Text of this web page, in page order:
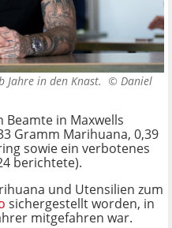
Jahre in den Knast. © Daniel
Beamte in Maxwells
Gramm Marihuana, 0,39
sowie ein verbotenes
berichtete).
und Utensilien zum
sichergestellt worden, in
mitgefahren war.